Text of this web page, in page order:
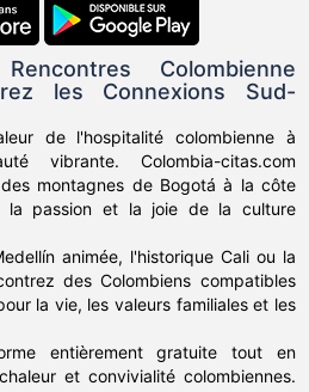
Colombienne
les Connexions Sud-
de l'hospitalité colombienne à
vibrante. Colombia-citas.com
montagnes de Bogotá à la côte
la passion et la joie de la culture
animée, l'historique Cali ou la
des Colombiens compatibles
la vie, les valeurs familiales et les
entièrement gratuite tout en
et convivialité colombiennes.